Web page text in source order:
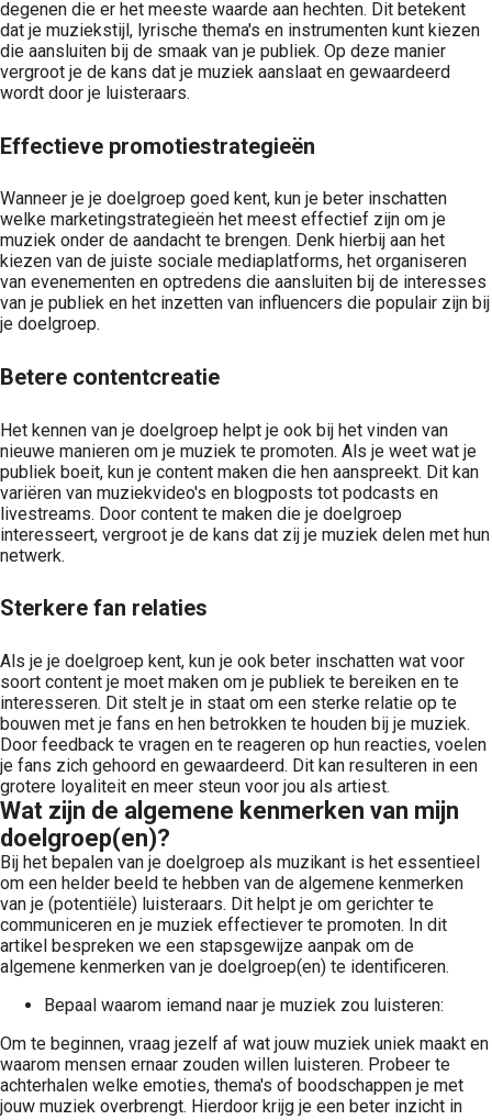
degenen die er het meeste waarde aan hechten. Dit betekent
dat je muziekstijl, lyrische thema's en instrumenten kunt kiezen
die aansluiten bij de smaak van je publiek. Op deze manier
vergroot je de kans dat je muziek aanslaat en gewaardeerd
wordt door je luisteraars.
Effectieve promotiestrategieën
Wanneer je je doelgroep goed kent, kun je beter inschatten
welke marketingstrategieën het meest effectief zijn om je
muziek onder de aandacht te brengen. Denk hierbij aan het
kiezen van de juiste sociale mediaplatforms, het organiseren
van evenementen en optredens die aansluiten bij de interesses
van je publiek en het inzetten van influencers die populair zijn bij
je doelgroep.
Betere contentcreatie
Het kennen van je doelgroep helpt je ook bij het vinden van
nieuwe manieren om je muziek te promoten. Als je weet wat je
publiek boeit, kun je content maken die hen aanspreekt. Dit kan
variëren van muziekvideo's en blogposts tot podcasts en
livestreams. Door content te maken die je doelgroep
interesseert, vergroot je de kans dat zij je muziek delen met hun
netwerk.
Sterkere fan relaties
Als je je doelgroep kent, kun je ook beter inschatten wat voor
soort content je moet maken om je publiek te bereiken en te
interesseren. Dit stelt je in staat om een sterke relatie op te
bouwen met je fans en hen betrokken te houden bij je muziek.
Door feedback te vragen en te reageren op hun reacties, voelen
je fans zich gehoord en gewaardeerd. Dit kan resulteren in een
grotere loyaliteit en meer steun voor jou als artiest.
Wat zijn de algemene kenmerken van mijn
doelgroep(en)?
Bij het bepalen van je doelgroep als muzikant is het essentieel
om een helder beeld te hebben van de algemene kenmerken
van je (potentiële) luisteraars. Dit helpt je om gerichter te
communiceren en je muziek effectiever te promoten. In dit
artikel bespreken we een stapsgewijze aanpak om de
algemene kenmerken van je doelgroep(en) te identificeren.
Bepaal waarom iemand naar je muziek zou luisteren:
Om te beginnen, vraag jezelf af wat jouw muziek uniek maakt en
waarom mensen ernaar zouden willen luisteren. Probeer te
achterhalen welke emoties, thema's of boodschappen je met
jouw muziek overbrengt. Hierdoor krijg je een beter inzicht in